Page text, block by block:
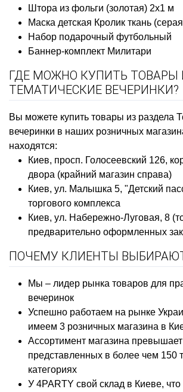
Штора из фольги (золотая) 2х1 м
Маска детская Кролик ткань
Набор подарочный футбольный
Баннер-комплект Милитари
ГДЕ МОЖНО КУПИТЬ ТОВАРЫ
ТЕМАТИЧЕСКИЕ ВЕЧЕРИНКИ?
Вы можете купить товары из раздела
вечеринки в наших розничных
находятся:
Киев, просп. Голосеевский 126,
двора (крайний магазин справа)
Киев, ул. Малышка 5, "Детский
торгового комплекса
Киев, ул. Набережно-Луговая, 8
предварительно оформленных
ПОЧЕМУ КЛИЕНТЫ ВЫБИРАЮТ
Мы – лидер рынка товаров для
вечеринок
Успешно работаем на рынке
имеем 3 розничных магазина в
Ассортимент магазина
представленных в более чем 150
категориях
У 4PARTY свой склад в Киеве, что